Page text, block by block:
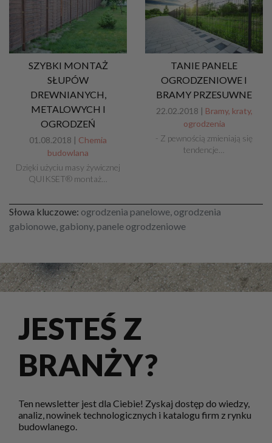
SZYBKI MONTAŻ
SŁUPÓW
DREWNIANYCH,
METALOWYCH I
OGRODZEŃ
01.08.2018 | Chemia
budowlana
Dzięki użyciu masy żywicznej
QUIKSET® montaż…
TANIE PANELE
OGRODZENIOWE I
BRAMY PRZESUWNE
22.02.2018 | Bramy, kraty,
ogrodzenia
- Z pewnością zmieniają się
tendencje…
Słowa kluczowe: ogrodzenia panelowe, ogrodzenia
gabionowe, gabiony, panele ogrodzeniowe
JESTEŚ Z
BRANŻY?
Ten newsletter jest dla Ciebie! Zyskaj dostęp do wiedzy,
analiz, nowinek technologicznych i katalogu firm z rynku
budowlanego.